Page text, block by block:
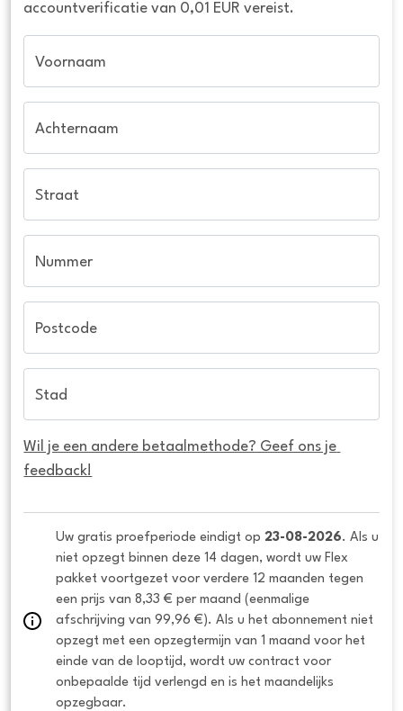
accountverificatie van 0,01 EUR vereist.
Voornaam
Achternaam
Straat
Nummer
Postcode
Stad
Wil je een andere betaalmethode? Geef ons je
feedback!
Uw gratis proefperiode eindigt op 23-08-2026. Als u
niet opzegt binnen deze 14 dagen, wordt uw Flex
pakket voortgezet voor verdere 12 maanden tegen
een prijs van 8,33 € per maand (eenmalige
afschrijving van 99,96 €). Als u het abonnement niet
opzegt met een opzegtermijn van 1 maand voor het
einde van de looptijd, wordt uw contract voor
onbepaalde tijd verlengd en is het maandelijks
opzegbaar.